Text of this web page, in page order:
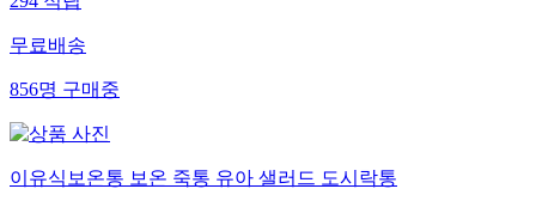
294적립
무료배송
856명구매중
이유식보온통 보온 죽통 유아 샐러드 도시락통